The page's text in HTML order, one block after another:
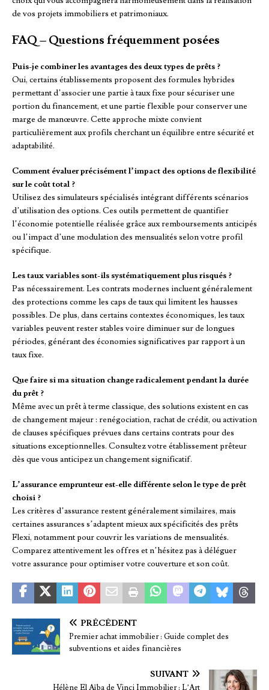
de vos projets immobiliers et patrimoniaux.
FAQ – Questions fréquemment posées
Puis-je combiner les avantages des deux types de prêts ?
Oui, certains établissements proposent des formules hybrides
permettant d’associer une partie à taux fixe pour sécuriser une
portion du financement, et une partie flexible pour conserver une
marge de manœuvre. Cette approche mixte convient
particulièrement aux profils cherchant un équilibre entre sécurité et
adaptabilité.
Comment évaluer précisément l’impact des options de flexibilité
sur le coût total ?
Utilisez des simulateurs spécialisés intégrant différents scénarios
d’utilisation des options. Ces outils permettent de quantifier
l’économie potentielle réalisée grâce aux remboursements anticipés
ou l’impact d’une modulation des mensualités selon votre profil
spécifique.
Les taux variables sont-ils systématiquement plus risqués ?
Pas nécessairement. Les contrats modernes incluent généralement
des protections comme les caps de taux qui limitent les hausses
possibles. De plus, dans certains contextes économiques, les taux
variables peuvent rester stables voire diminuer sur de longues
périodes, générant des économies significatives par rapport à un
taux fixe.
Que faire si ma situation change radicalement pendant la durée
du prêt ?
Même avec un prêt à terme classique, des solutions existent en cas
de changement majeur : renégociation, rachat de crédit, ou activation
de clauses spécifiques prévues dans certains contrats pour des
situations exceptionnelles. Consultez votre établissement prêteur
dès que vous anticipez un changement significatif.
L’assurance emprunteur est-elle différente selon le type de prêt
choisi ?
Les critères d’assurance restent généralement similaires, mais
certaines assurances s’adaptent mieux aux spécificités des prêts
Flexi, notamment pour couvrir les variations de mensualités.
Comparez attentivement les offres et n’hésitez pas à déléguer
votre assurance pour optimiser votre couverture et son coût.
PRÉCÉDENT
Premier achat immobilier : Guide complet des
subventions et aides financières
SUIVANT
Hélène El Aïba de Vinci Immobilier : L’Art